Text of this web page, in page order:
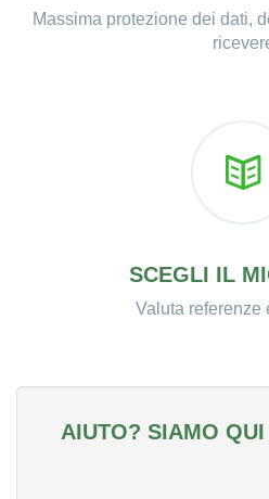
Massima protezione dei dati,
SCEGLI IL
Valuta referenze
AIUTO? SIAMO